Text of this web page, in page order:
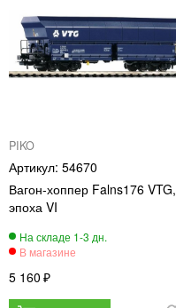
PIKO
54670
Вагон-хоппер Falns176 VTG,
эпоха VI
5 160